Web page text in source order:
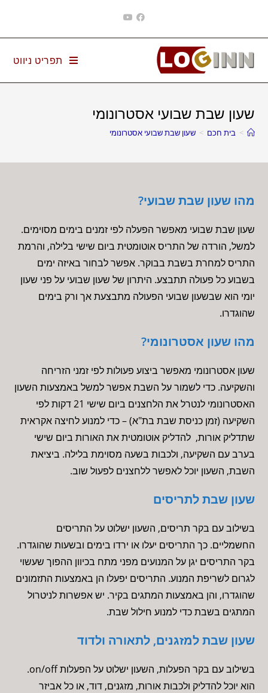
content
תפריט ניווט
שעון שבת שבועי אסטרונומי
> בית חכם > שעון שבת שבועי אסטרונומי
מהו שעון שבת שבועי?
שעון שבת שבועי מאפשר הפעלה לפי זמנים בימים מסוימים.
למשל, הורדה של התריס אוטומטית ביום שישי בלילה, והרמת
התריס למחרת בשבת בבוקר. אפשר לבחור באיזה ימים
בשבוע כל פעולה תתבצע. היתרון של שעון שבועי על פני שעון
יומי הוא שבשעון שבועי הפעולה מתבצעת אך ורק בימים
שהוגדרו.
מהו שעון אסטרונומי?
שעון אסטרונומי מאפשר ביצוע פעולות לפי זמני הזריחה
והשקיעה. כדי לשמור על השבת אפשר למשל באמצעות השעון
האסטרונומי לנטרל את הלחצנים ביום שישי 21 דקות לפי
השקיעה (זמן כניסת שבת בת"א) – כדי למנוע לחיצה אקראית
שתדליק אורות, להדליק אוטומטית את האורות ביום שישי
בערב עם השקיעה, ולכבות בשעה מסוימת בלילה. ביציאת
השבת, השעון יוכל לאפשר ללחצנים לפעול שוב.
שעון שבת לתריסים
בשילוב עם בקר תריסים, השעון ישלוט על התריסים
החשמליים. כך התריסים יעלו או ירדו בימים ובשעות שהוגדרו.
בקר התריסים יגן על המנועים מפני מתח בכיוון ההפוך שעשוי
לגרום לשריפת המנוע. התריסים יפעלו הן באמצעות התזמונים
שהוגדרו, והן באמצעות המתגים בקיר. יש אפשרות לניטרול
המתגים בשבת כדי למנוע חילול שבת.
שעון שבת למזגנים, לתאורה ולדוד
בשילוב עם בקר הפעלות, השעון ישלוט על הפעלות on/off.
הוא יוכל להדליק ולכבות אורות, מזגנים, דוד, או כל אביזר